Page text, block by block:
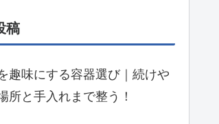
稿
趣味にする容器選び｜続けや
所と手入れまで整う！